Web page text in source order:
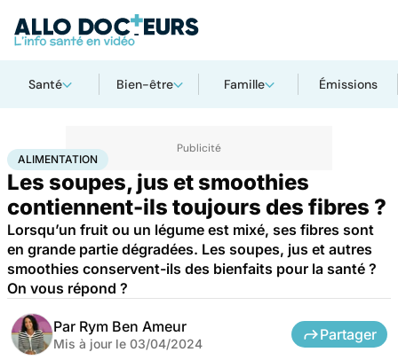
Santé Bien-être Famille Émissions
AccueilBien-être Nutrition Alimentation
ALIMENTATION
Les soupes, jus et smoothies
contiennent-ils toujours des fibres ?
Lorsqu’un fruit ou un légume est mixé, ses fibres sont
en grande partie dégradées. Les soupes, jus et autres
smoothies conservent-ils des bienfaits pour la santé ?
On vous répond ?
Par Rym Ben Ameur
Mis à jour le 03/04/2024
Partager